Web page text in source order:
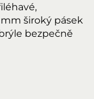
široký pásek
bezpečně